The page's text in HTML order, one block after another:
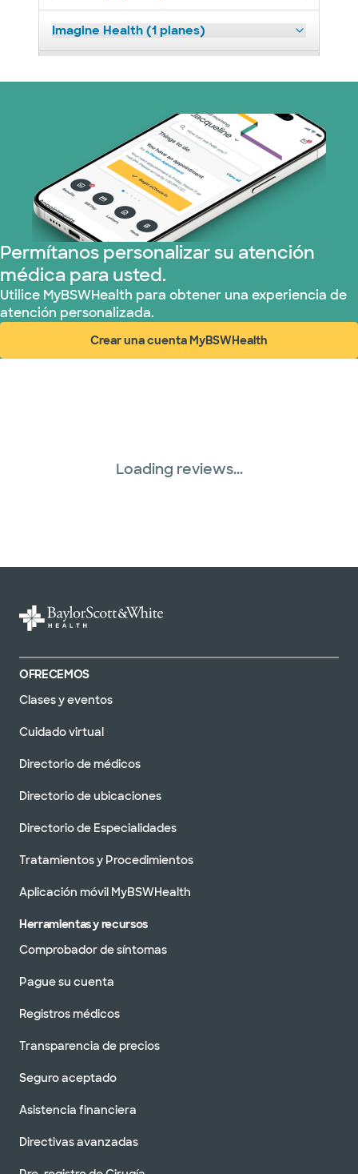
Imagine Health (1 planes)
Medicare (1 planes)
Nebraska Furniture Mart (3 planes)
Parkland Community Health Plan (2
plans)
Red PHCS (1 planes)
Prism Electric (1 planes)
Permítanos personalizar su atención
médica para usted.
Utilice MyBSWHealth para obtener una experiencia de
atención personalizada.
Crear una cuenta MyBSWHealth
(abre en ventana nueva)
Loading reviews...
OFRECEMOS
Clases y eventos
Cuidado virtual
Directorio de médicos
Directorio de ubicaciones
Directorio de Especialidades
Tratamientos y Procedimientos
Aplicación móvil MyBSWHealth
Herramientas y recursos
Comprobador de síntomas
Pague su cuenta
Registros médicos
Transparencia de precios
Seguro aceptado
Asistencia financiera
Directivas avanzadas